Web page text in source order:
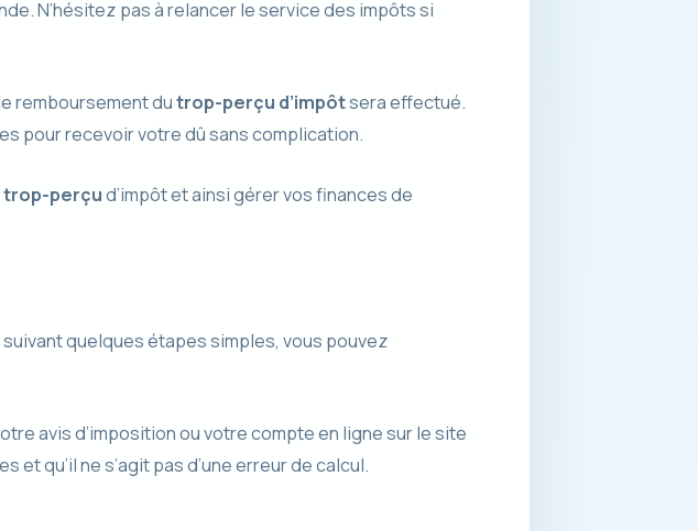
N’hésitez pas à relancer le service des impôts si
remboursement dutrop-perçu d’impôtsera effectué.
pour recevoir votre dû sans complication.
trop-perçud’impôt et ainsi gérer vos finances de
quelques étapes simples, vous pouvez
avis d’imposition ou votre compte en ligne sur le site
qu’il ne s’agit pas d’une erreur de calcul.